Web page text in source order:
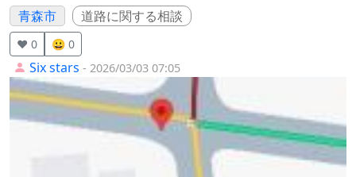
青森市
道路に関する相談
❤️ 0 😀 0
Six stars - 2026/03/03 07:05